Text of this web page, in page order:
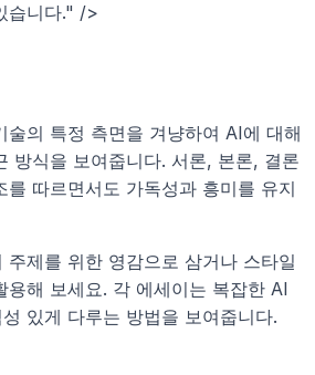
습니다." />
술의 특정 측면을 겨냥하여 AI에 대해
방식을 보여줍니다. 서론, 본론, 결론
를 따르면서도 가독성과 흥미를 유지
주제를 위한 영감으로 삼거나 스타일
용해 보세요. 각 에세이는 복잡한 AI
있게 다루는 방법을 보여줍니다.